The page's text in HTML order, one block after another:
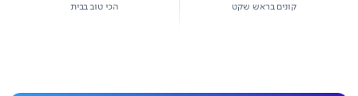
קונים בראש שקט הכי טוב בבית